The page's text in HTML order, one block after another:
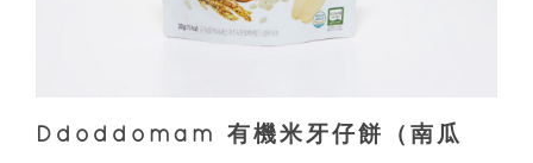
Ddoddomam 有機米牙仔餅（南瓜